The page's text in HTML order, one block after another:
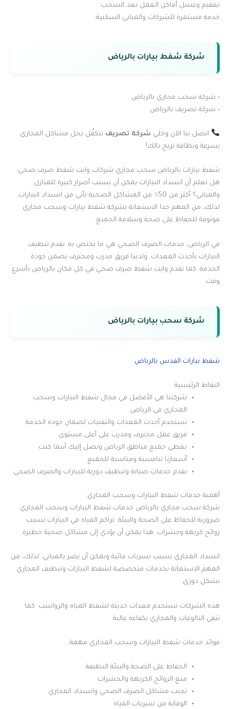
تعقيم وغسل أماكن العمل بعد السحب.
خدمة مستمرة للشركات والمباني السكنية.
شركة شفط بيارات بالرياض
• شركة سحب مجاري بالرياض
• شركة تصريف بالرياض
اتصل بنا الآن وخلي شركة تصريف تتكفّل بحل مشاكل المجاري
بسرعة ونظافة تريح بالك!
شفط بيارات بالرياض سحب مجاري شركات وايت شفط صرف صحي.
هل تعلم أن انسداد البيارات يمكن أن يسبب أضرار كبيرة للمنازل
والمباني؟ أكثر من 50٪ من المشاكل الصحية تأتي من انسداد البيارات.
لذلك، من المهم جدا الاستعانة بشركة شفط بيارات وسحب مجاري
موثوقة للحفاظ على صحة وسلامة الجميع.
في الرياض، خدمات الصرف الصحي هي ما نختص به. نقدم تنظيف
البيارات بأحدث المعدات. ولدينا فريق مدرب ومحترف يضمن جودة
الخدمة. كما نقدم وايت شفط صرف صحي في كل مكان بالرياض بأسرع
وقت.
شركة سحب بيارات بالرياض
شفط بيارات القدس بالرياض
النقاط الرئيسية
شركتنا هي الأفضل في مجال شفط البيارات وسحب
المجاري في الرياض
نستخدم أحدث المعدات والتقنيات لضمان جودة الخدمة
فريق عمل محترف ومدرب على أعلى مستوى
نغطي جميع مناطق الرياض ونصل إليك أينما كنت
أسعارنا تنافسية ومناسبة للجميع
نقدم خدمات صيانة وتنظيف دورية للبيارات والصرف الصحي
أهمية خدمات شفط البيارات وسحب المجاري
شركة سحب مجاري بالرياض خدمات شفط البيارات وسحب المجاري
ضرورية للحفاظ على الصحة والبيئة. تراكم المياه في البيارات يسبب
روائح كريهة وحشرات. هذا يمكن أن يؤدي إلى مشاكل صحية خطيرة.
انسداد المجاري يسبب تسربات مائية ويمكن أن يضر بالمباني. لذلك، من
المهم الاستعانة بخدمات متخصصة لشفط البيارات وتنظيف المجاري
بشكل دوري.
هذه الشركات تستخدم معدات حديثة لشفط المياه والرواسب. كما
تنقي البالوعات والمجاري بكفاءة عالية.
فوائد خدمات شفط البيارات وسحب المجاري مهمة:
الحفاظ على الصحة والبيئة النظيفة
منع الروائح الكريهة والحشرات
تجنب مشاكل الصرف الصحي وانسداد المجاري
الوقاية من تسربات المياه